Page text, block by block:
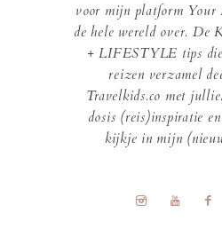
voor mijn platform
de hele wereld over.
+ LIFESTYLE tips
reizen verzamel
Travelkids.co met
dosis (reis)inspiratie
kijkje in mijn